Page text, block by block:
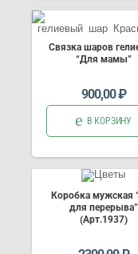
Связка шаров
“Для мамы”
900,00₽
В КОРЗИНУ
Коробка мужская
для перерыва”
(Арт.1937)